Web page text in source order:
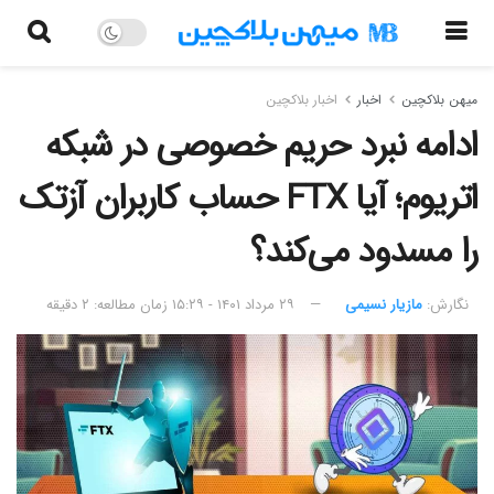
میهن بلاکچین اخبار اخبار بلاکچین
ادامه نبرد حریم خصوصی در شبکه
اتریوم؛ آیا FTX حساب کاربران آزتک
را مسدود می‌کند؟
نگارش:‌ مازیار نسیمی ۲۹ مرداد ۱۴۰۱ - ۱۵:۲۹ زمان مطالعه: ۲ دقیقه